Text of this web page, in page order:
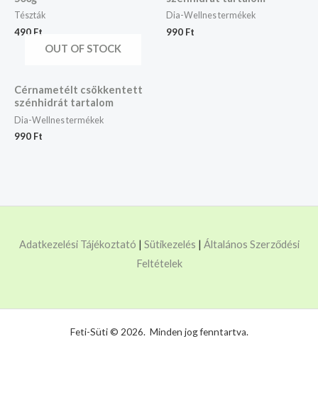
Tészták
490 Ft
Dia-Wellnes termékek
990 Ft
OUT OF STOCK
Cérnametélt csökkentett
szénhidrát tartalom
Dia-Wellnes termékek
990 Ft
Adatkezelési Tájékoztató | Sütikezelés | Általános Szerződési
Feltételek
Feti-Süti © 2026. Minden jog fenntartva.